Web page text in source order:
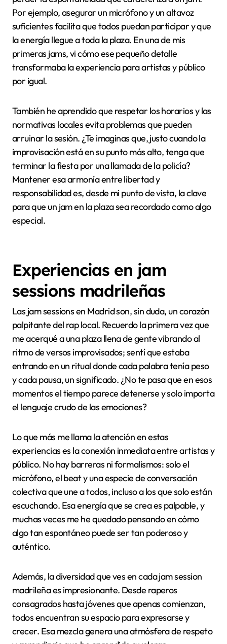
Por ejemplo, asegurar un micrófono y un altavoz
suficientes facilita que todos puedan participar y que
la energía llegue a toda la plaza. En una de mis
primeras jams, vi cómo ese pequeño detalle
transformaba la experiencia para artistas y público
por igual.
También he aprendido que respetar los horarios y las
normativas locales evita problemas que pueden
arruinar la sesión. ¿Te imaginas que, justo cuando la
improvisación está en su punto más alto, tenga que
terminar la fiesta por una llamada de la policía?
Mantener esa armonía entre libertad y
responsabilidad es, desde mi punto de vista, la clave
para que un jam en la plaza sea recordado como algo
especial.
Experiencias en jam
sessions madrileñas
palpitante del rap local. Recuerdo la primera vez que
me acerqué a una plaza llena de gente vibrando al
ritmo de versos improvisados; sentí que estaba
entrando en un ritual donde cada palabra tenía peso
y cada pausa, un significado. ¿No te pasa que en esos
momentos el tiempo parece detenerse y solo importa
el lenguaje crudo de las emociones?
Lo que más me llama la atención en estas
público. No hay barreras ni formalismos: solo el
micrófono, el beat y una especie de conversación
colectiva que une a todos, incluso a los que solo están
escuchando. Esa energía que se crea es palpable, y
muchas veces me he quedado pensando en cómo
algo tan espontáneo puede ser tan poderoso y